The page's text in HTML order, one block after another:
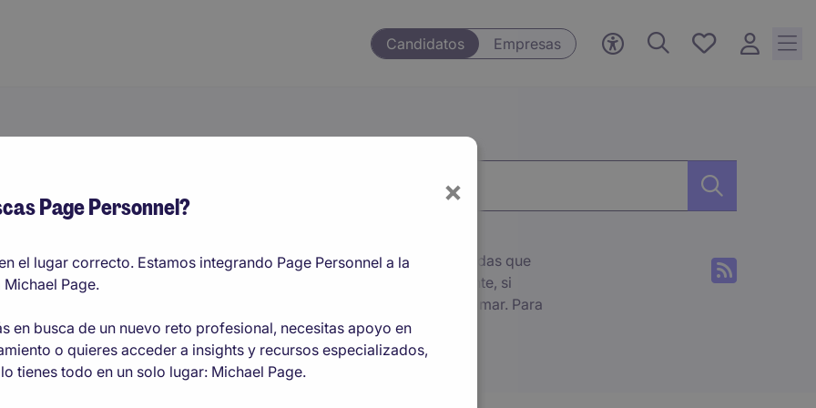
Candidatos Empresas
Empleos
diversas y flexibles que antes. Ya no hay trayectorias preestablecidas que
de posibilidades. La multiplicidad de opciones puede ser desafiante, si
habilidades e intereses en el momento de decidir los caminos a tomar. Para
más leves, creamos esta sección de consejos de carrera.
con experiencia laboral o si llevas años en la misma empresa y te has decidido
a tu disposición una perspectiva sobre la situación del mercado laboral y
×
Page Personnel?
el lugar correcto. Estamos integrando Page Personnel a la
Michael Page.
en busca de un nuevo reto profesional, necesitas apoyo en
o quieres acceder a insights y recursos especializados,
tienes todo en un solo lugar: Michael Page.